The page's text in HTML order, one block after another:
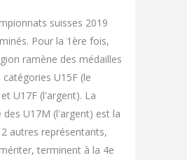
suisses 2019
Pour la 1ère fois,
ramène des médailles
catégories U15F (le
U17F (l'argent). La
des U17M (l'argent) est la
autres représentants,
terminent à la 4e